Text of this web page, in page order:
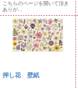
こちらのページを開いて頂き
ありが...
押し花 壁紙